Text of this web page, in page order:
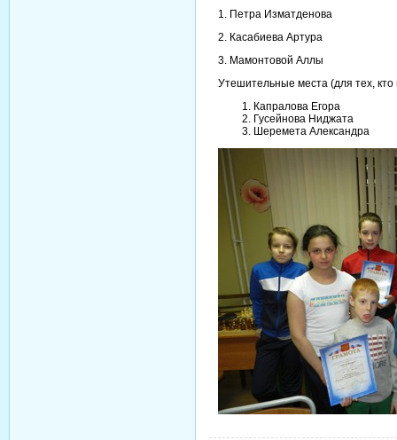
1. Петра Изматденова
2. Касабиева Артура
3. Мамонтовой Аллы
Утешительные места (для тех,
Капралова Егора
Гусейнова Ниджата
Шеремета Александра